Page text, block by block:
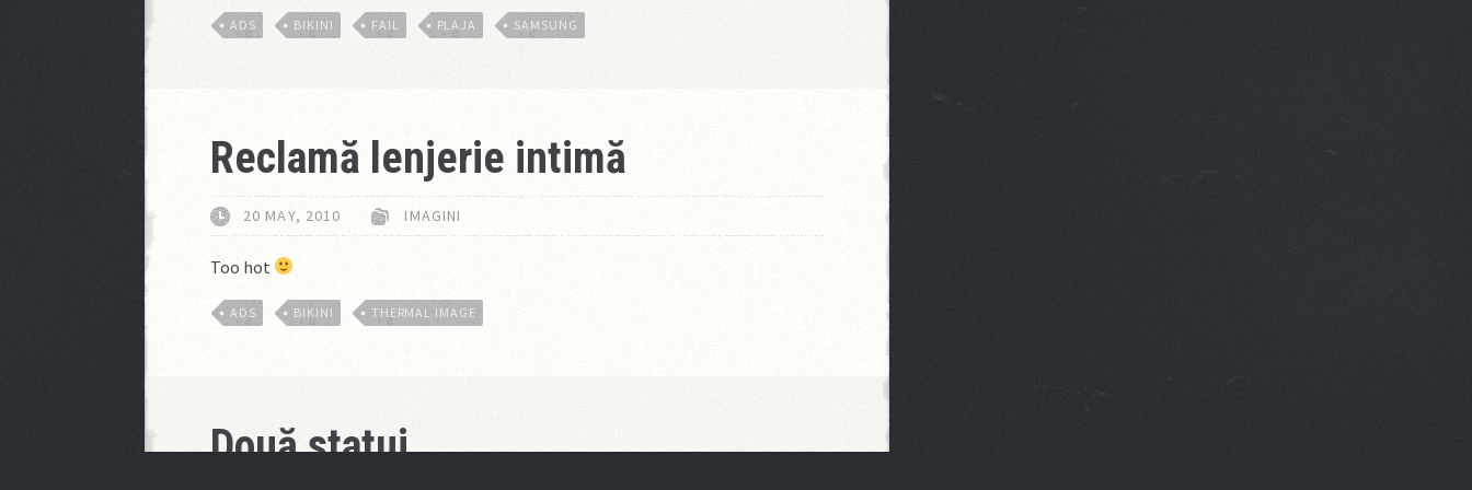
ADS BIKINI FAIL PLAJA SAMSUNG
Reclamă lenjerie intimă
20 MAY, 2010 IMAGINI
Too hot
ADS BIKINI THERMAL IMAGE
Două statui